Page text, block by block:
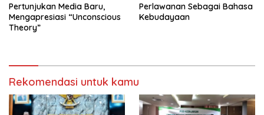
Pertunjukan Media Baru,
Mengapresiasi “Unconscious
Theory”
Perlawanan Sebagai Bahasa
Kebudayaan
Rekomendasi untuk kamu